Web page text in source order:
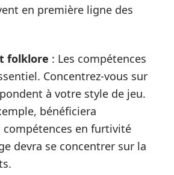
en première ligne des
folklore : Les compétences
Concentrez-vous sur
à votre style de jeu.
bénéficiera
compétences en furtivité
devra se concentrer sur la